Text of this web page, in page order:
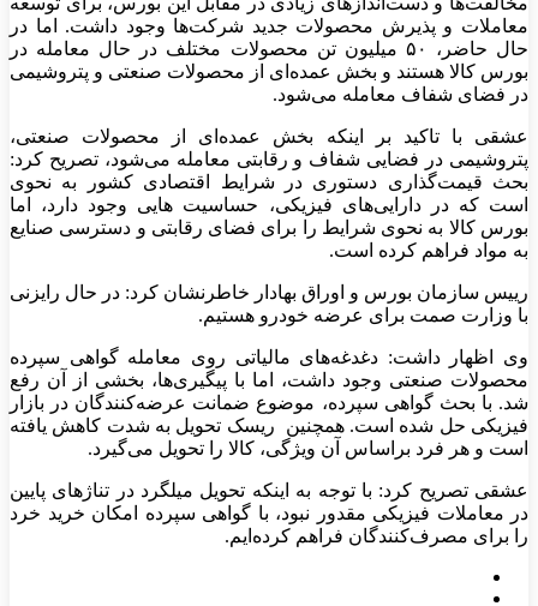
معاملات و پذیرش محصولات جدید شرکت‌ها وجود داشت. اما در
حال حاضر، ۵۰ میلیون تن محصولات مختلف در حال معامله در
بورس کالا هستند و بخش عمده‌ای از محصولات صنعتی و پتروشیمی
در فضای شفاف معامله می‌شود.
عشقی با تاکید بر اینکه بخش عمده‌ای از محصولات صنعتی،
پتروشیمی در فضایی شفاف و رقابتی معامله می‌‌شود، تصریح کرد:
بحث قیمت‌گذاری دستوری در شرایط اقتصادی کشور به نحوی
است که در دارایی‌های فیزیکی، حساسیت هایی وجود دارد، اما
بورس کالا به نحوی شرایط را برای فضای رقابتی و دسترسی صنایع
به مواد فراهم کرده است.
رییس سازمان بورس و اوراق بهادار خاطرنشان کرد: در حال رایزنی
با وزارت صمت برای عرضه خودرو هستیم.
وی اظهار داشت: دغدغه‌های مالیاتی روی معامله گواهی سپرده
محصولات صنعتی وجود داشت، اما با پیگیری‌ها، بخشی از آن رفع
شد. با بحث گواهی سپرده، موضوع ضمانت عرضه‌کنندگان در بازار
فیزیکی حل شده است. همچنین ریسک تحویل به شدت کاهش یافته
است و هر فرد براساس آن ویژگی، کالا را تحویل می‌گیرد.
عشقی تصریح کرد: با توجه به اینکه تحویل میلگرد در تناژهای پایین
در معاملات فیزیکی مقدور نبود، با گواهی سپرده امکان خرید خرد
را برای مصرف‌کنندگان فراهم کرده‌ایم.